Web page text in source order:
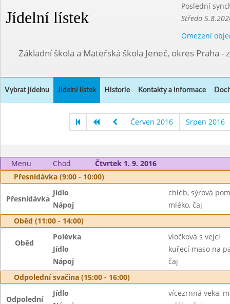
Jídelní lístek
Poslední
Středa
Omezení
Základní škola a Mateřská škola Jeneč, okres Praha -
Vybrat jídelnu Jídelní lístek Historie Kontakty a informace
Červen 2016 Srpen 2016
Menu Chod
Čtvrtek 1. 9. 2016
Přesnídávka (9:00 - 10:00)
Přesnídávka
Jídlo
chléb, sýrová
Nápoj
mléko, čaj
Oběd (11:00 - 14:00)
Oběd
Polévka
vločková s vejci
Jídlo
kuřecí maso na
Nápoj
čaj
Odpolední svačina (15:00 - 16:00)
Odpolední
Jídlo
vícezrnná veka,